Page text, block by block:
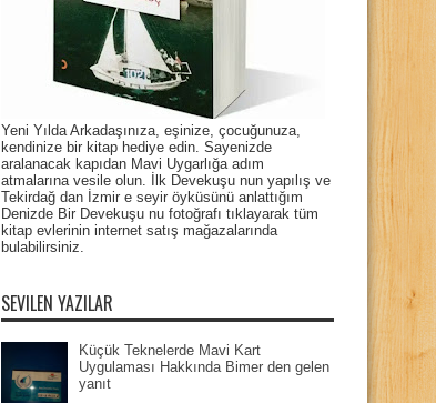
Yeni Yılda Arkadaşınıza, eşinize, çocuğunuza,
kendinize bir kitap hediye edin. Sayenizde
aralanacak kapıdan Mavi Uygarlığa adım
atmalarına vesile olun. İlk Devekuşu nun yapılış ve
Tekirdağ dan İzmir e seyir öyküsünü anlattığım
Denizde Bir Devekuşu nu fotoğrafı tıklayarak tüm
kitap evlerinin internet satış mağazalarında
bulabilirsiniz.
SEVILEN YAZILAR
Küçük Teknelerde Mavi Kart
Uygulaması Hakkında Bimer den gelen
yanıt